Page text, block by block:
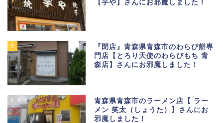
【芋や】さんにお邪魔しました！
3
『閉店』青森県青森市のわらび餅専
門店【とろり天使のわらびもち 青
森店】さんにお邪魔しました！
4
青森県青森市のラーメン店【 ラー
メン 笑太（しょうた）】さんにお
邪魔しました！